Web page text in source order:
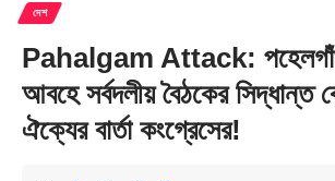
দেশ
Pahalgam Attack: পহেলগাঁও
আবহে সর্বদলীয় বৈঠকের সিদ্ধান্ত
ঐক্যের বার্তা কংগ্রেসের!